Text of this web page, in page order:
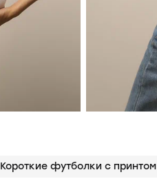
Короткие футболки с принтом